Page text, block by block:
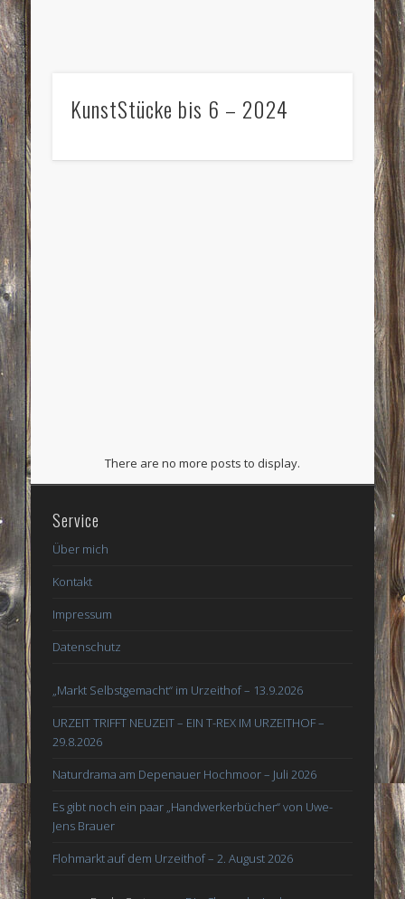
KunstStücke bis 6 – 2024
There are no more posts to display.
Service
Über mich
Kontakt
Impressum
Datenschutz
„Markt Selbstgemacht“ im Urzeithof – 13.9.2026
URZEIT TRIFFT NEUZEIT – EIN T-REX IM URZEITHOF –
29.8.2026
Naturdrama am Depenauer Hochmoor – Juli 2026
Es gibt noch ein paar „Handwerkerbücher“ von Uwe-
Jens Brauer
Flohmarkt auf dem Urzeithof – 2. August 2026